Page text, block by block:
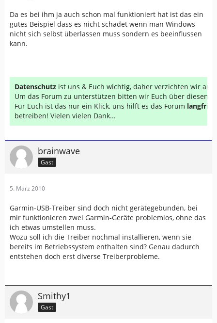
Da es bei ihm ja auch schon mal funktioniert hat ist das ein
gutes Beispiel dass es nicht schadet wenn man Windows
nicht sich selbst überlassen muss sondern es beeinflussen
kann.
Datenschutz ist uns & Euch wichtig, daher verzichten wir auf
Um das Forum zu unterstützen bitten wir Euch über diesen
Für Euch ist das nur ein Klick, uns hilft es das Forum
betreiben! Vielen vielen Dank...
brainwave
Gast
5. März 2010
Garmin-USB-Treiber sind doch nicht gerätegebunden, bei
mir funktionieren zwei Garmin-Geräte problemlos, ohne das
ich etwas umstellen muss.
Wozu soll ich die Treiber nochmal installieren, wenn sie
bereits im Betriebssystem enthalten sind? Genau dadurch
entstehen doch erst diverse Treiberprobleme.
Smithy1
Gast